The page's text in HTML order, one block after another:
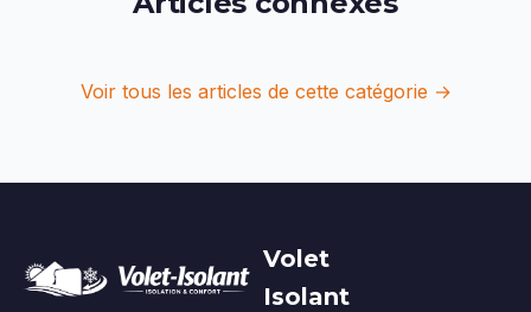
Voir tous les articles de cette catégorie →
Volet
Isolant